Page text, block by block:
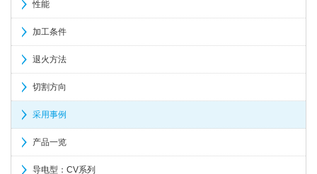
性能
加工条件
退火方法
切割方向
采用事例
产品一览
导电型：CV系列